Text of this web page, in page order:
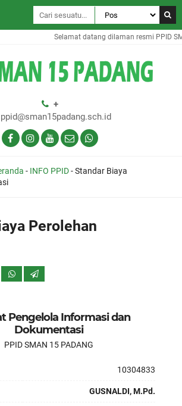
Selamat datang dilaman resmi PPID
+
ppid@sman15padang.sch.id
- INFO PPID-Standar Biaya
Perolehan
Pengelola Informasi dan
Dokumentasi
PPID SMAN 15 PADANG
10304833
GUSNALDI, M.Pd.